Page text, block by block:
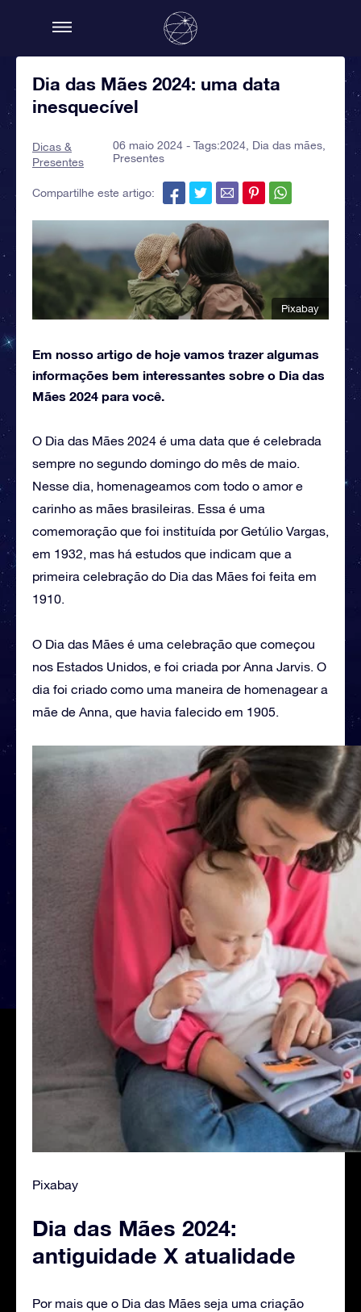
Dia das Mães 2024: uma data
inesquecível
Dicas &
Presentes
06 maio 2024 - Tags:2024, Dia das mães,
Presentes
Compartilhe este artigo:
Pixabay
Em nosso artigo de hoje vamos trazer algumas
informações bem interessantes sobre o Dia das
Mães 2024 para você.
O Dia das Mães 2024 é uma data que é celebrada
sempre no segundo domingo do mês de maio.
Nesse dia, homenageamos com todo o amor e
carinho as mães brasileiras. Essa é uma
comemoração que foi instituída por Getúlio Vargas,
em 1932, mas há estudos que indicam que a
primeira celebração do Dia das Mães foi feita em
1910.
O Dia das Mães é uma celebração que começou
nos Estados Unidos, e foi criada por Anna Jarvis. O
dia foi criado como uma maneira de homenagear a
mãe de Anna, que havia falecido em 1905.
Pixabay
Dia das Mães 2024:
antiguidade X atualidade
Por mais que o Dia das Mães seja uma criação